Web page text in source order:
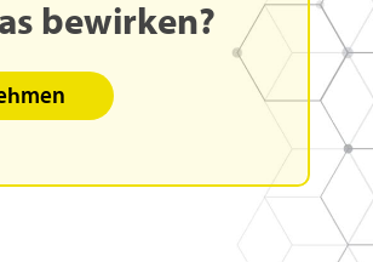
bewirken?